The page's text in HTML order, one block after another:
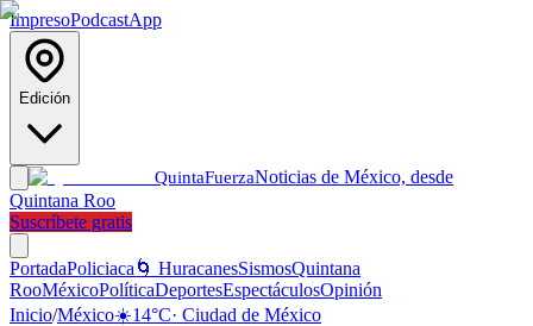
ImpresoPodcastApp
Edición
QuintaFuerzaNoticias de México, desde
Quintana Roo
Suscríbete gratis
PortadaPoliciaca 🌀 HuracanesSismosQuintana
RooMéxicoPolíticaDeportesEspectáculosOpinión
Inicio/México☀️14°C· Ciudad de México